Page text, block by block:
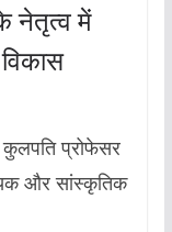
नेतृत्व में
विकास
कुलपति प्रोफेसर
और सांस्कृतिक